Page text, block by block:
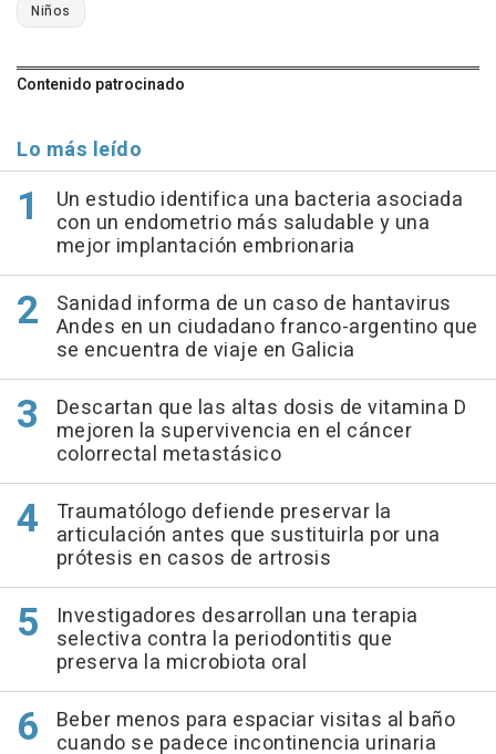
Niños
Contenido patrocinado
Lo más leído
Un estudio identifica una bacteria asociada
con un endometrio más saludable y una
mejor implantación embrionaria
Sanidad informa de un caso de hantavirus
Andes en un ciudadano franco-argentino que
se encuentra de viaje en Galicia
Descartan que las altas dosis de vitamina D
mejoren la supervivencia en el cáncer
colorrectal metastásico
Traumatólogo defiende preservar la
articulación antes que sustituirla por una
prótesis en casos de artrosis
Investigadores desarrollan una terapia
selectiva contra la periodontitis que
preserva la microbiota oral
Beber menos para espaciar visitas al baño
cuando se padece incontinencia urinaria